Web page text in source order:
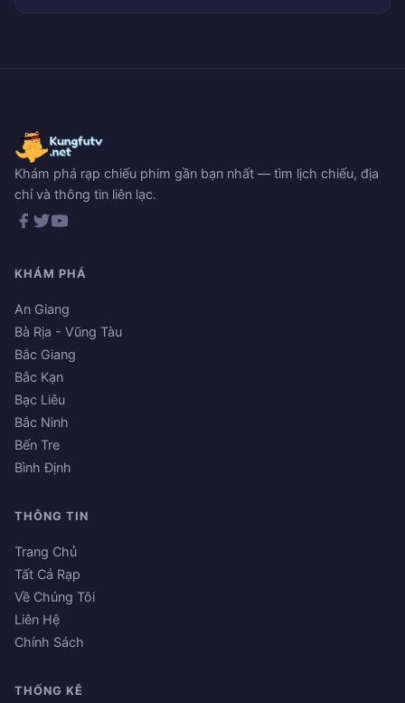
Khám phá rạp chiếu phim gần bạn nhất — tìm lịch chiếu, địa
chỉ và thông tin liên lạc.
KHÁM PHÁ
An Giang
Bà Rịa - Vũng Tàu
Bắc Giang
Bắc Kạn
Bạc Liêu
Bắc Ninh
Bến Tre
Bình Định
THÔNG TIN
Trang Chủ
Tất Cả Rạp
Về Chúng Tôi
Liên Hệ
Chính Sách
THỐNG KÊ